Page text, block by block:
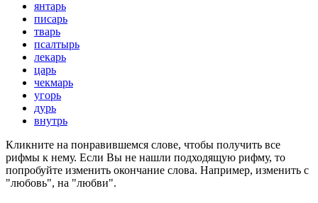
янтарь
писарь
тварь
псалтырь
лекарь
царь
чекмарь
угорь
дурь
внутрь
Кликните на понравившемся слове, чтобы получить все
рифмы к нему. Если Вы не нашли подходящую рифму, то
попробуйте изменить окончание слова. Например, изменить с
"любовь", на "любви".